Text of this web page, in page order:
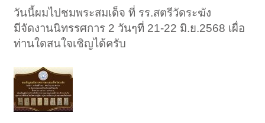
วันนี้ผมไปชมพระสมเด็จ ที่ รร.สตรีวัดระฆัง
มีจัดงานนิทรรศการ 2 วันๆที่ 21-22 มิ.ย.2568 เผื่อ
ท่านใดสนใจเชิญได้ครับ